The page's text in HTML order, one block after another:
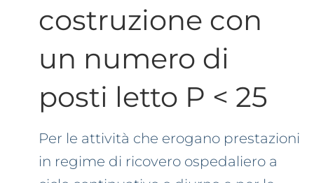
costruzione con
un numero di
posti letto P < 25
Per le attività che erogano prestazioni
in regime di ricovero ospedaliero a